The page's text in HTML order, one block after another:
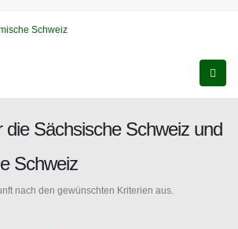
die Sächsische Schweiz und
Schweiz
nach den gewünschten Kriterien aus.